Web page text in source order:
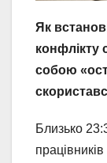
Як
конфлікту
собою
Близько